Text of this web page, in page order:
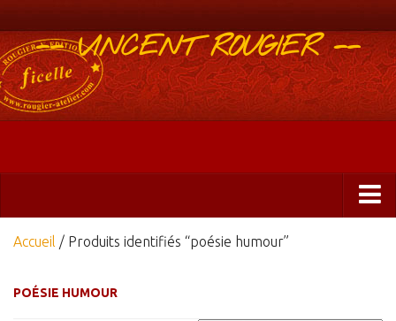
-- VINCENT ROUGIER --
Boutique
Éditions
Accueil / Produits identifiés “poésie humour”
POÉSIE HUMOUR